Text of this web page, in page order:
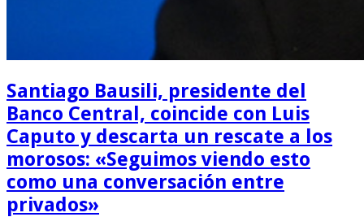
Santiago Bausili, presidente del
Banco Central, coincide con Luis
Caputo y descarta un rescate a los
morosos: «Seguimos viendo esto
como una conversación entre
privados»